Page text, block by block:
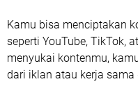
Kamu bisa menciptakan
seperti YouTube, TikTok,
menyukai kontenmu,
dari iklan atau kerja sama